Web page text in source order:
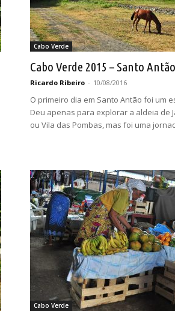
Cabo Verde
Cabo Verde 2015 – Santo
Ricardo Ribeiro - 10/08/2016
O primeiro dia em Santo Antão foi um
Deu apenas para explorar a aldeia de
ou Vila das Pombas, mas foi uma
Cabo Verde